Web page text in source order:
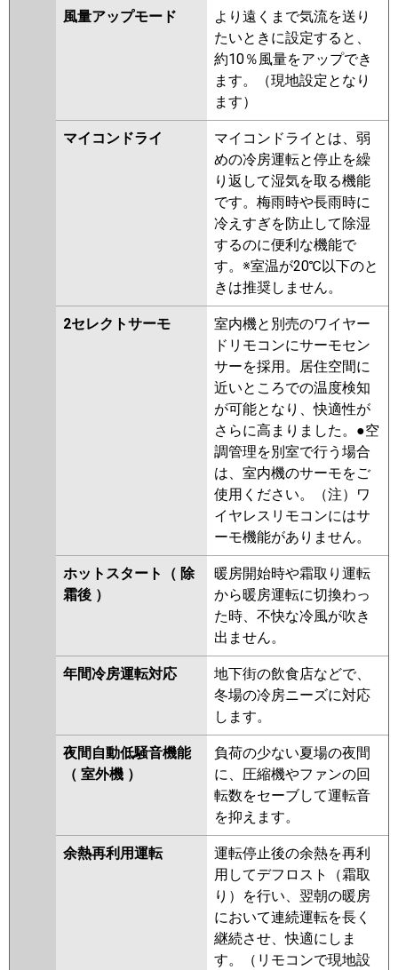
風量アップモード
より遠くまで気流を送り
たいときに設定すると、
約10％風量をアップでき
ます。（現地設定となり
ます）
マイコンドライ
マイコンドライとは、弱
めの冷房運転と停止を繰
り返して湿気を取る機能
です。梅雨時や長雨時に
冷えすぎを防止して除湿
するのに便利な機能で
す。※室温が20℃以下のと
きは推奨しません。
2セレクトサーモ
室内機と別売のワイヤー
ドリモコンにサーモセン
サーを採用。居住空間に
近いところでの温度検知
が可能となり、快適性が
さらに高まりました。●空
調管理を別室で行う場合
は、室内機のサーモをご
使用ください。（注）ワ
イヤレスリモコンにはサ
ーモ機能がありません。
ホットスタート（ 除
霜後 ）
暖房開始時や霜取り運転
から暖房運転に切換わっ
た時、不快な冷風が吹き
出ません。
年間冷房運転対応
地下街の飲食店などで、
冬場の冷房ニーズに対応
します。
夜間自動低騒音機能
（ 室外機 ）
負荷の少ない夏場の夜間
に、圧縮機やファンの回
転数をセーブして運転音
を抑えます。
余熱再利用運転
運転停止後の余熱を再利
用してデフロスト（霜取
り）を行い、翌朝の暖房
において連続運転を長く
継続させ、快適にしま
す。（リモコンで現地設